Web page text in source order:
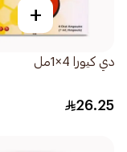
+
دي كيورا 4×1مل
26.25